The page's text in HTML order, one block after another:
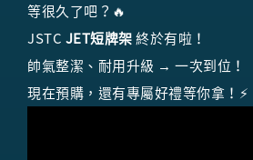
等很久了吧？🔥
JSTC JET短牌架終於有啦！
帥氣整潔、耐用升級 → 一次到位！
現在預購，還有專屬好禮等你拿！⚡